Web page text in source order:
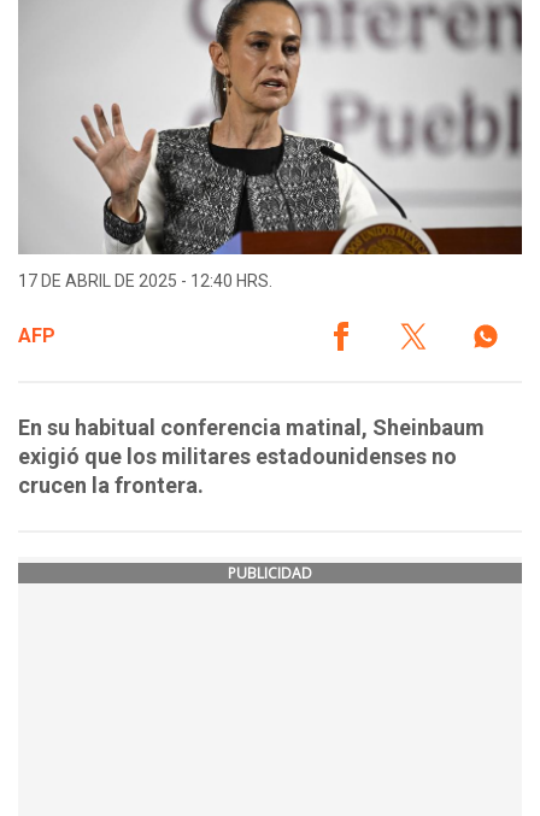
17 DE ABRIL DE 2025 - 12:40 HRS.
AFP
En su habitual conferencia matinal, Sheinbaum
exigió que los militares estadounidenses no
crucen la frontera.
PUBLICIDAD